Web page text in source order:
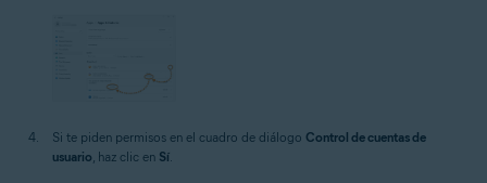
Si te piden permisos en el cuadro de diálogo Control de cuentas de
usuario, haz clic en Sí.